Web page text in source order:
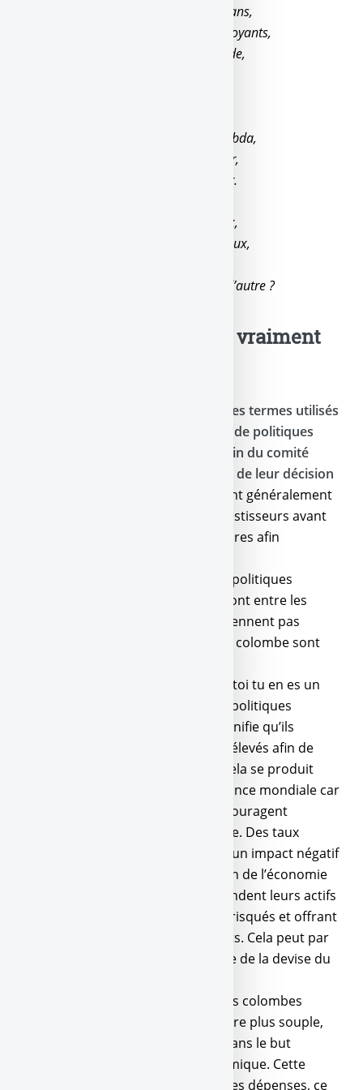
Les devins de l’économie, des charlatans,
Aux doigts d’argent et aux yeux non voyants,
N’avaient rien venir, comme d’habitude,
Telle l’inflation comme une fusée lambda,
Faudra pas s’étonner que l’immobilier,
Se plante tout droit comme un ramier.
Les faucons veulent remonter les taux,
Les colombes veulent rassurer les veaux,
Toi, moi, toutes les brêles, sinon qui d’autre ?
Tu le savais ? Ouef, t’es vraiment
Les faucons et les colombes sont les termes utilisés
pour catégoriser les responsables de politiques
monétaires et les conseillers au sein du comité
d’une banque centrale en fonction de leur décision
. Ces termes sont généralement
utilisés par les analystes et les investisseurs avant
les réunions de politiques monétaires afin
Les pigeons : Les responsables de politiques
monétaires et les conseillers qui sont entre les
deux, qui changent d’avis ou ne prennent pas
clairement une position faucon ou colombe sont
Nan, toi tu en es un
vrai ! Les faucons votent pour des politiques
monétaires plus strictes, ce qui signifie qu’ils
souhaitent des taux d’intérêt plus élevés afin de
garder le contrôle sur l’inflation. Cela se produit
souvent au détriment de la croissance mondiale car
des taux d’intérêts plus élevés découragent
l’emprunt et encouragent l’épargne. Des taux
d’intérêt élevés ont généralement un impact négatif
sur les actions et les indices au sein de l’économie
concernée car les investisseurs vendent leurs actifs
en faveur d’investissement moins risqués et offrant
encore des rendements importants. Cela peut par
conséquent engendrer une hausse de la devise du
Les colombes
votent pour une politique monétaire plus souple,
en gardant les taux d’intérêt bas dans le but
d’encourager la croissance économique. Cette
politique devrait faire augmenter les dépenses, ce